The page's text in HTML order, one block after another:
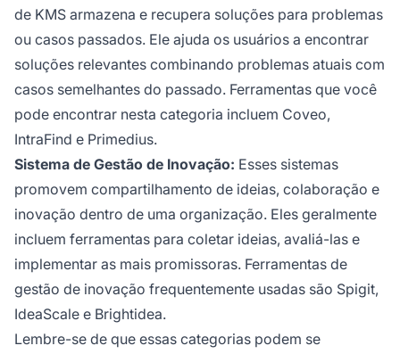
de KMS armazena e recupera soluções para problemas
ou casos passados. Ele ajuda os usuários a encontrar
soluções relevantes combinando problemas atuais com
casos semelhantes do passado. Ferramentas que você
pode encontrar nesta categoria incluem Coveo,
IntraFind e Primedius.
Sistema de Gestão de Inovação: Esses sistemas
promovem compartilhamento de ideias, colaboração e
inovação dentro de uma organização. Eles geralmente
incluem ferramentas para coletar ideias, avaliá-las e
implementar as mais promissoras. Ferramentas de
gestão de inovação frequentemente usadas são Spigit,
IdeaScale e Brightidea.
Lembre-se de que essas categorias podem se